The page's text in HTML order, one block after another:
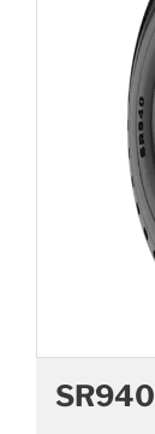
SR940